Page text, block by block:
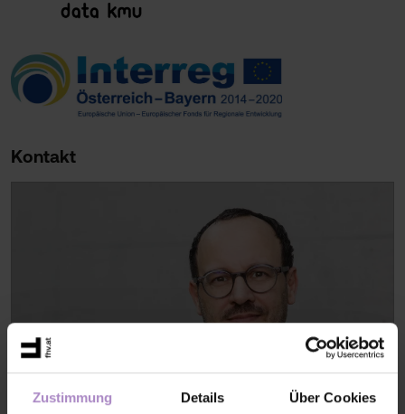
Zustimmung Details Über Cookies
Kontakt